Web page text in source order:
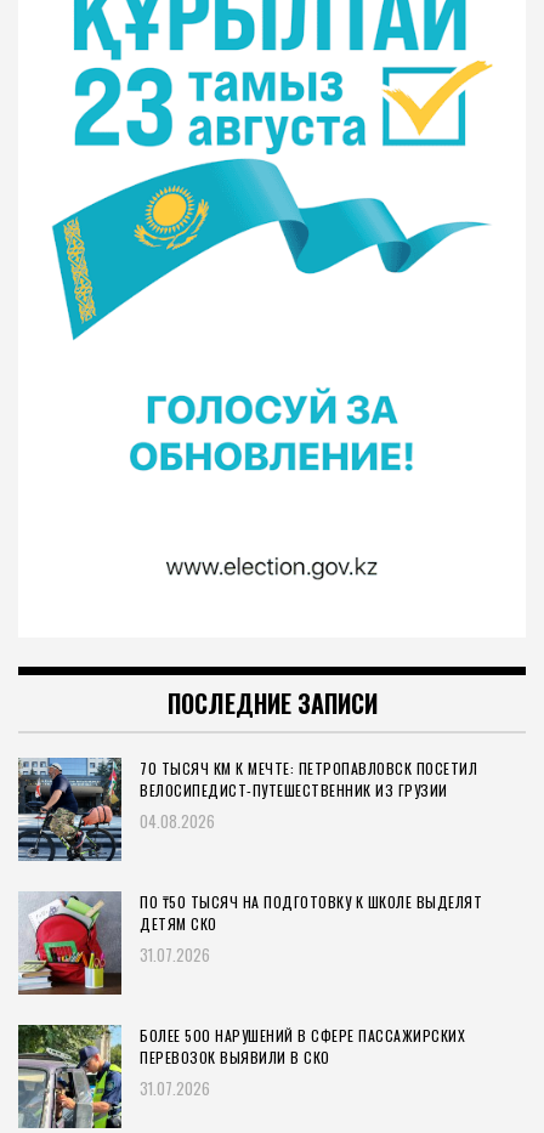
ПОСЛЕДНИЕ ЗАПИСИ
70 ТЫСЯЧ КМ К МЕЧТЕ: ПЕТРОПАВЛОВСК ПОСЕТИЛ
ВЕЛОСИПЕДИСТ-ПУТЕШЕСТВЕННИК ИЗ ГРУЗИИ
04.08.2026
ПО ₸50 ТЫСЯЧ НА ПОДГОТОВКУ К ШКОЛЕ ВЫДЕЛЯТ
ДЕТЯМ СКО
31.07.2026
БОЛЕЕ 500 НАРУШЕНИЙ В СФЕРЕ ПАССАЖИРСКИХ
ПЕРЕВОЗОК ВЫЯВИЛИ В СКО
31.07.2026